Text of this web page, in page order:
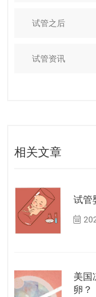
试管之后
试管资讯
相关文章
试管
美国
卵？